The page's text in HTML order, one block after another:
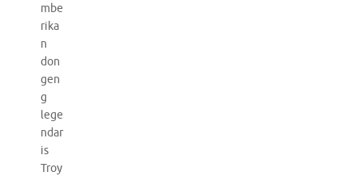
mbe
rika
n
don
gen
g
lege
ndar
is
Troy